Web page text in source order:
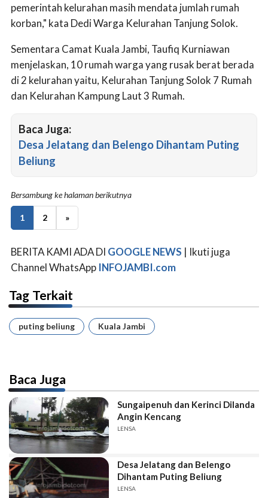
pemerintah kelurahan masih mendata jumlah rumah
korban," kata Dedi Warga Kelurahan Tanjung Solok.
Sementara Camat Kuala Jambi, Taufiq Kurniawan
menjelaskan, 10 rumah warga yang rusak berat berada
di 2 kelurahan yaitu, Kelurahan Tanjung Solok 7 Rumah
dan Kelurahan Kampung Laut 3 Rumah.
Baca Juga:
Desa Jelatang dan Belengo Dihantam Puting
Beliung
Bersambung ke halaman berikutnya
1 2 »
BERITA KAMI ADA DI GOOGLE NEWS | Ikuti juga
Channel WhatsApp INFOJAMBI.com
Tag Terkait
puting beliung Kuala Jambi
Baca Juga
Sungaipenuh dan Kerinci Dilanda
Angin Kencang
LENSA
Desa Jelatang dan Belengo
Dihantam Puting Beliung
LENSA